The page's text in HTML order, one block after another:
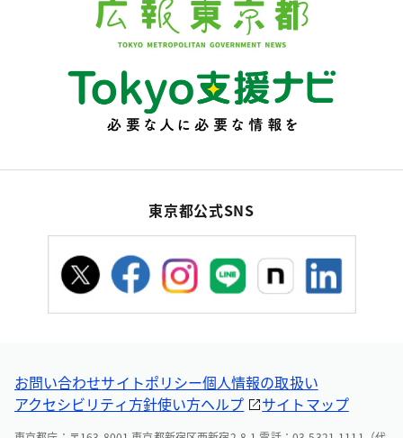
東京都公式SNS
お問い合わせサイトポリシー個人情報の取扱い
アクセシビリティ方針使い方ヘルプ サイトマップ